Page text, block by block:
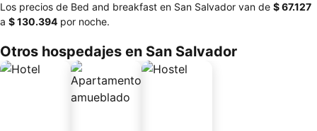
Los precios de Bed and breakfast en San Salvador van de ‎$ 67.127
a ‎$ 130.394 por noche.
Otros hospedajes en San Salvador